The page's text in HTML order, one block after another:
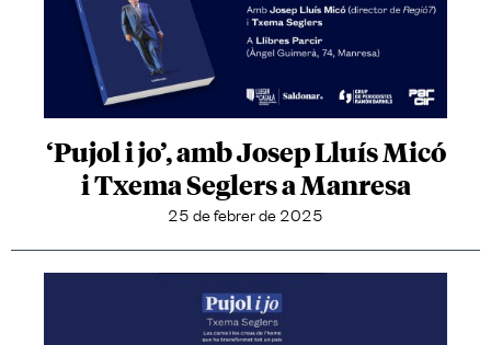
‘Pujol i jo’, amb Josep Lluís Micó
i Txema Seglers a Manresa
25 de febrer de 2025